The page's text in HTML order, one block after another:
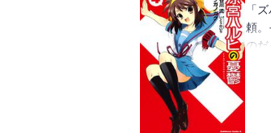
「
頼。
の
う